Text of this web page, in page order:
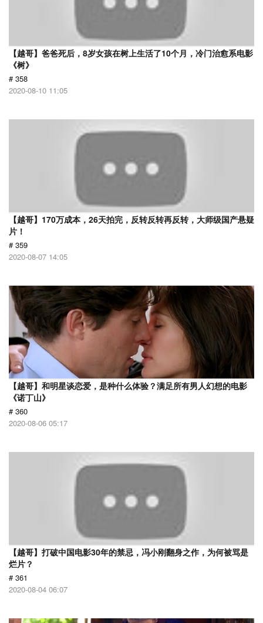
【越哥】爸爸死后，8岁女孩在树上生活了10个月，冷门治愈系电影
《树》
# 358
2020-08-10 11:05
【越哥】170万成本，26天拍完，反转反转再反转，大师级国产悬疑
片！
# 359
2020-08-07 14:05
【越哥】和明星谈恋爱，是种什么体验？满足所有男人幻想的电影
《诺丁山》
# 360
2020-08-06 05:17
【越哥】打破中国电影30年的禁忌，冯小刚翻身之作，为何被骂是
烂片？
# 361
2020-08-04 06:07